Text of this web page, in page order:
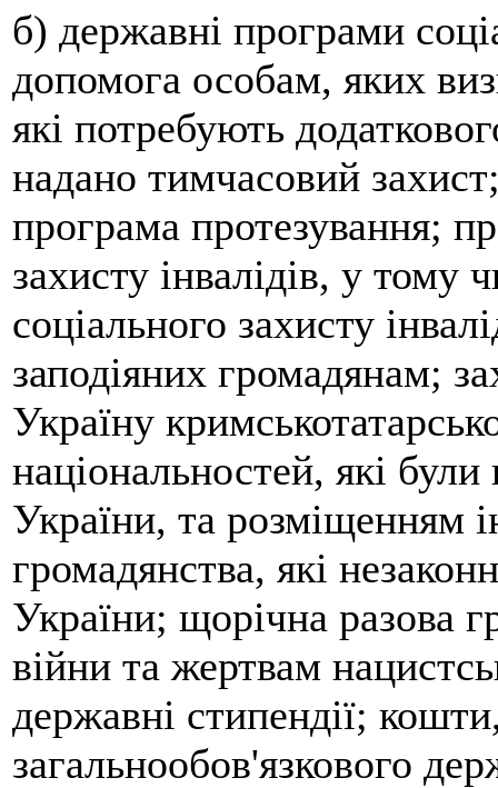
б) державні програми
допомога особам, яких
які потребують
надано тимчасовий
програма протезування;
захисту інвалідів, у тому
соціального захисту
заподіяних громадянам;
Україну
національностей, які
України, та розміщенням
громадянства, які
України; щорічна разова
війни та жертвам
державні стипендії;
загальнообов'язкового